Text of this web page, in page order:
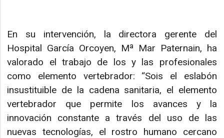
En su intervención, la directora gerente del
Hospital García Orcoyen, Mª Mar Paternain, ha
valorado el trabajo de los y las profesionales
como elemento vertebrador: “Sois el eslabón
insustituible de la cadena sanitaria, el elemento
vertebrador que permite los avances y la
innovación constante a través del uso de las
nuevas tecnologías, el rostro humano cercano